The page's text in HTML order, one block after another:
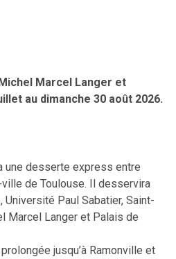
Marcel Langer et
au dimanche 30 août 2026.
une desserte express entre
de Toulouse. Il desservira
Paul Sabatier, Saint-
Marcel Langer et Palais de
jusqu’à Ramonville et